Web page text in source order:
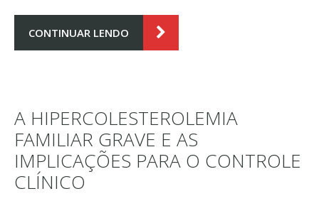
CONTINUAR LENDO
A HIPERCOLESTEROLEMIA
FAMILIAR GRAVE E AS
IMPLICAÇÕES PARA O CONTROLE
CLÍNICO